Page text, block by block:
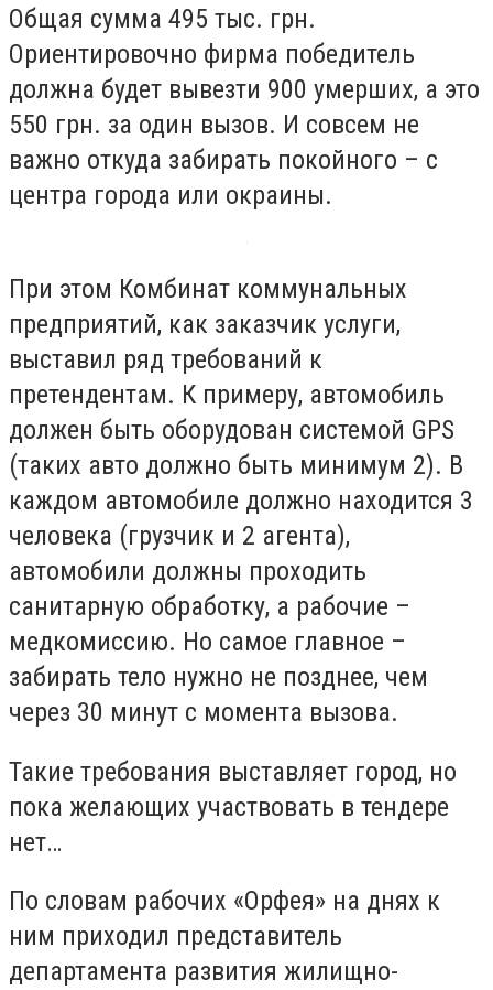
Общая сумма 495 тыс. грн.
Ориентировочно фирма победитель
должна будет вывезти 900 умерших, а это
550 грн. за один вызов. И совсем не
важно откуда забирать покойного – с
центра города или окраины.
При этом Комбинат коммунальных
предприятий, как заказчик услуги,
выставил ряд требований к
претендентам. К примеру, автомобиль
должен быть оборудован системой GPS
(таких авто должно быть минимум 2). В
каждом автомобиле должно находится 3
человека (грузчик и 2 агента),
автомобили должны проходить
санитарную обработку, а рабочие –
медкомиссию. Но самое главное –
забирать тело нужно не позднее, чем
через 30 минут с момента вызова.
Такие требования выставляет город, но
пока желающих участвовать в тендере
нет…
По словам рабочих «Орфея» на днях к
ним приходил представитель
департамента развития жилищно-